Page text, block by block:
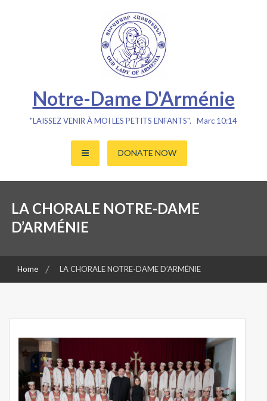
Notre-Dame D'Arménie
"LAISSEZ VENIR À MOI LES PETITS ENFANTS". Marc 10:14
DONATE NOW
LA CHORALE NOTRE-DAME
D’ARMÉNIE
Home LA CHORALE NOTRE-DAME D’ARMÉNIE